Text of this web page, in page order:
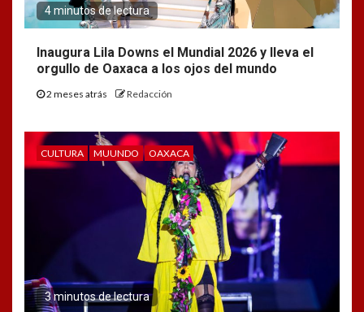
4 minutos de lectura
Inaugura Lila Downs el Mundial 2026 y lleva el
orgullo de Oaxaca a los ojos del mundo
2 meses atrás Redacción
CULTURA MUUNDO OAXACA
3 minutos de lectura